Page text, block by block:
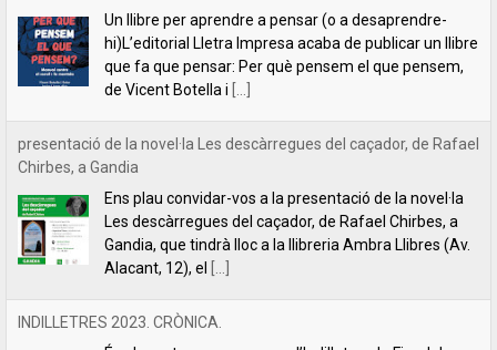
Ens plau convidar-vos a la presentació de la novel·la
Les descàrregues del caçador, de Rafael Chirbes, a
Gandia, que tindrà lloc a la llibreria Ambra Llibres (Av.
Alacant, 12), el [...]
INDILLETRES 2023. CRÒNICA.
És el quart any que anem a l’Indilletres, la Fira del
Llibre d’Editorials Independents de la Bisbal
d’Empordà. Una cita literària que ens encanta i que,
per nosaltres, és com[...]
Filipa Leal recita el poema "Estimar", de Florbela Espanca a la
RTP2 de Portugal